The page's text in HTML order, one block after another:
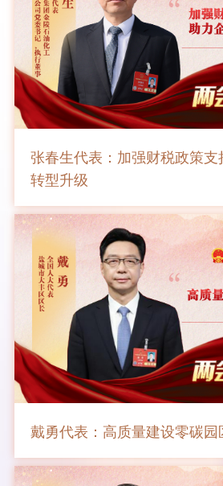
张春生代表：加强财税政策
转型升级
戴勇代表：高质量建设零碳园